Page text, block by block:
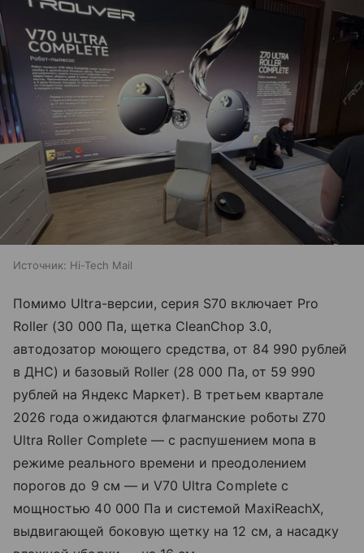
Источник: Hi-Tech Mail
Помимо Ultra-версии, серия S70 включает Pro
Roller (30 000 Па, щетка CleanChop 3.0,
автодозатор моющего средства, от 84 990 рублей
в ДНС) и базовый Roller (28 000 Па, от 59 990
рублей на Яндекс Маркет). В третьем квартале
2026 года ожидаются флагманские роботы Z70
Ultra Roller Complete — с распушением мопа в
режиме реального времени и преодолением
порогов до 9 см — и V70 Ultra Complete с
мощностью 40 000 Па и системой MaxiReachX,
выдвигающей боковую щетку на 12 см, а насадку